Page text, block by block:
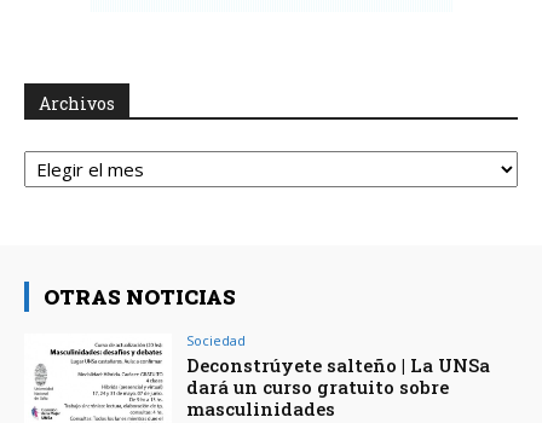
Archivos
Archivos
OTRAS NOTICIAS
Sociedad
Deconstrúyete salteño | La UNSa
dará un curso gratuito sobre
masculinidades